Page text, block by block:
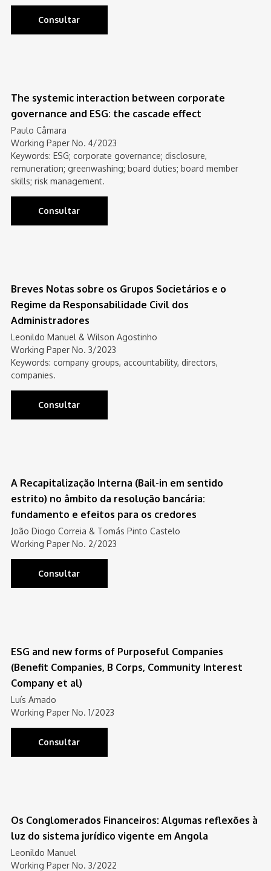
Consultar
The systemic interaction between corporate
governance and ESG: the cascade effect
Paulo Câmara
Working Paper No. 4/2023
Keywords: ESG; corporate governance; disclosure,
remuneration; greenwashing; board duties; board member
skills; risk management.
Consultar
Breves Notas sobre os Grupos Societários e o
Regime da Responsabilidade Civil dos
Administradores
Leonildo Manuel & Wilson Agostinho
Working Paper No. 3/2023
Keywords: company groups, accountability, directors,
companies.
Consultar
A Recapitalização Interna (Bail-in em sentido
estrito) no âmbito da resolução bancária:
fundamento e efeitos para os credores
João Diogo Correia & Tomás Pinto Castelo
Working Paper No. 2/2023
Consultar
ESG and new forms of Purposeful Companies
(Benefit Companies, B Corps, Community Interest
Company et al)
Luís Amado
Working Paper No. 1/2023
Consultar
Os Conglomerados Financeiros: Algumas reflexões à
luz do sistema jurídico vigente em Angola
Leonildo Manuel
Working Paper No. 3/2022